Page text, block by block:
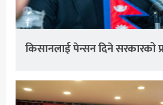
किसानलाई पेन्सन दिने सरकारको